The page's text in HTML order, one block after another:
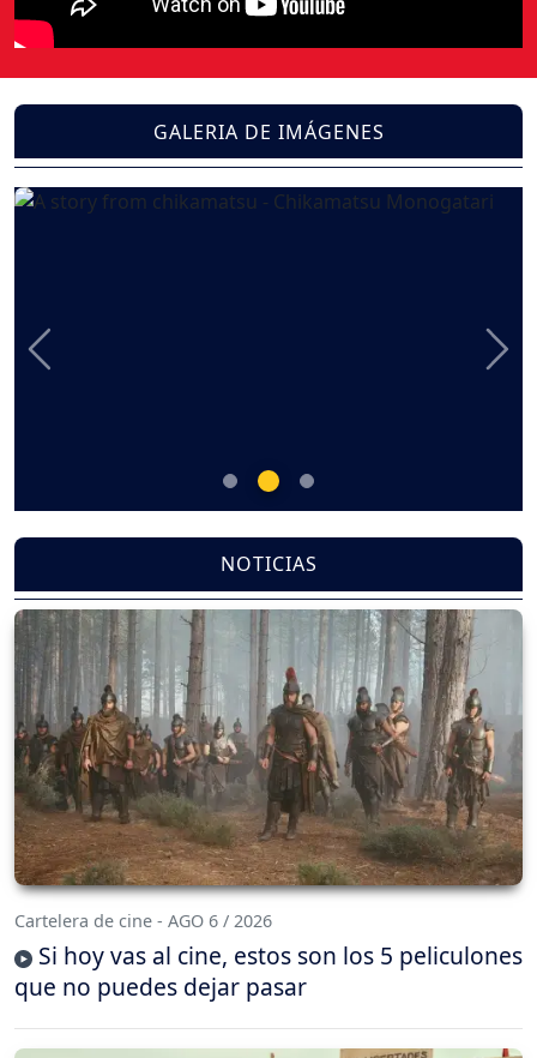
GALERIA DE IMÁGENES
Previous Next
NOTICIAS
Cartelera de cine - AGO 6 / 2026
Si hoy vas al cine, estos son los 5 peliculones
que no puedes dejar pasar